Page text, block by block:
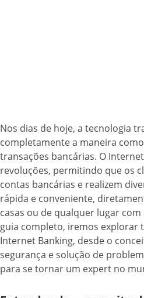
Nos dias de hoje, a tecnologia
completamente a maneira
transações bancárias. O
revoluções, permitindo que os
contas bancárias e realizem
rápida e conveniente,
casas ou de qualquer lugar
guia completo, iremos explorar
Internet Banking, desde o
segurança e solução de
para se tornar um expert no